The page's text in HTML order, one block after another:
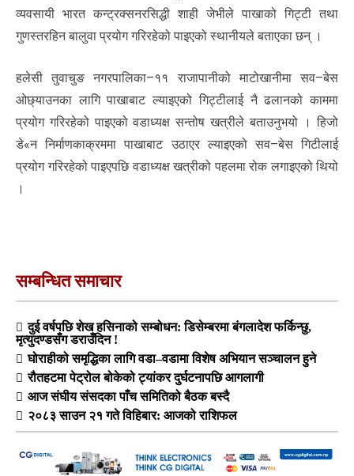
व्यवसायी भारत कन्ट्रक्सनरसिद्धी शाही जेभीले पाखाको गिट्टी तथा
गुणस्तरहिन बालुवा प्रयोग गरिरहेको पाइएको स्थानीयले बताएका छन् ।
हलेसी तुवाचुङ नगरपालिका–११ राजापानीको माटोखानीमा सव–बेस
ओछ्याउनका लागि पाखाबाट ल्याइएको गिट्टीलाई नै ढलानको काममा
प्रयोग गरिरहेको पाइएको वडाध्यक्ष सन्तोष खत्रीले बताउनुभयो । हिजो
डे«न निर्माणकाक्रममा पाखाबाट उठाएर ल्याइएको सव–बेस गिटीलाई
प्रयोग गरिरहेको पाइएपछि वडाध्यक्ष खत्रीको पहलमा रोक लगाइएको थियो
।
सम्बन्धित समाचार
दुई वर्षपछि शेख हसिनाको सम्बोधन: डिसेम्बरमा बंगलादेश फर्किन्छु,
मृत्युदण्डसँग डराउँदिन !
घोराहीको समृद्धिका लागि वडा–वडामा विशेष अभियान सञ्चालन हुने
रौतहटमा पेट्रोल बोकेको ट्यांकर दुर्घटनापछि आगलागी
आज संघीय संसदका पाँच समितिको बैठक बस्दै
२०८३ साउन २१ गते विहिबार: आजको राशिफल